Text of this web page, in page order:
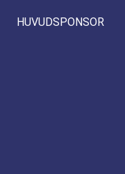
HUVUDSPONSOR